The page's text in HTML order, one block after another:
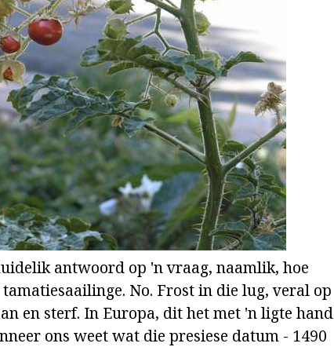
antwoord op 'n vraag, naamlik, hoe
No. Frost in die lug, veral op
en sterf. In Europa, dit het met 'n ligte hand
ons weet wat die presiese datum - 1490